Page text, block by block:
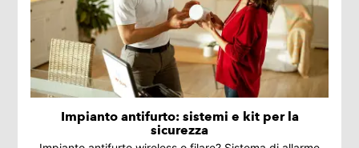
Impianto antifurto: sistemi e kit per la
sicurezza